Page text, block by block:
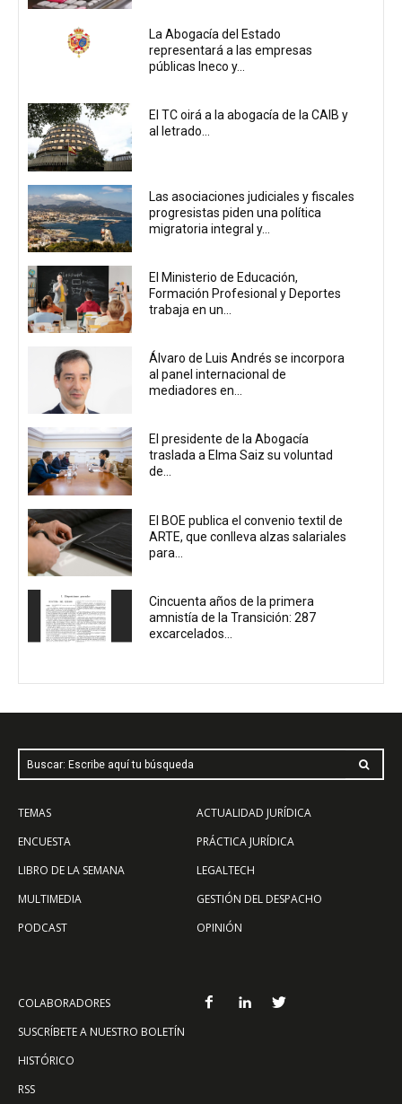
La Abogacía del Estado
representará a las empresas
públicas Ineco y...
El TC oirá a la abogacía de la CAIB y
al letrado...
Las asociaciones judiciales y fiscales
progresistas piden una política
migratoria integral y...
El Ministerio de Educación,
Formación Profesional y Deportes
trabaja en un...
Álvaro de Luis Andrés se incorpora
al panel internacional de
mediadores en...
El presidente de la Abogacía
traslada a Elma Saiz su voluntad
de...
El BOE publica el convenio textil de
ARTE, que conlleva alzas salariales
para...
Cincuenta años de la primera
amnistía de la Transición: 287
excarcelados...
Buscar: Escribe aquí tu búsqueda
TEMAS
ENCUESTA
LIBRO DE LA SEMANA
MULTIMEDIA
PODCAST
ACTUALIDAD JURÍDICA
PRÁCTICA JURÍDICA
LEGALTECH
GESTIÓN DEL DESPACHO
OPINIÓN
COLABORADORES
SUSCRÍBETE A NUESTRO BOLETÍN
HISTÓRICO
RSS